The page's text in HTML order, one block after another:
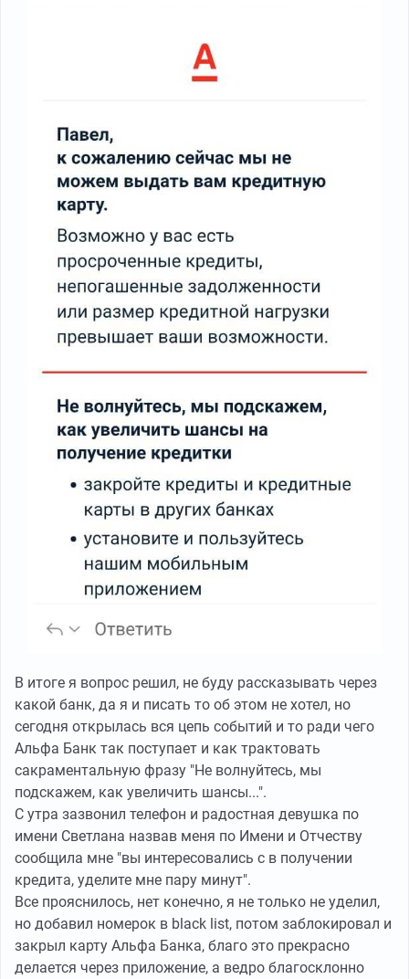
В итоге я вопрос решил, не буду рассказывать через
какой банк, да я и писать то об этом не хотел, но
сегодня открылась вся цепь событий и то ради чего
Альфа Банк так поступает и как трактовать
сакраментальную фразу "Не волнуйтесь, мы
подскажем, как увеличить шансы...".
С утра зазвонил телефон и радостная девушка по
имени Светлана назвав меня по Имени и Отчеству
сообщила мне "вы интересовались с в получении
кредита, уделите мне пару минут".
Все прояснилось, нет конечно, я не только не уделил,
но добавил номерок в black list, потом заблокировал и
закрыл карту Альфа Банка, благо это прекрасно
делается через приложение, а ведро благосклонно